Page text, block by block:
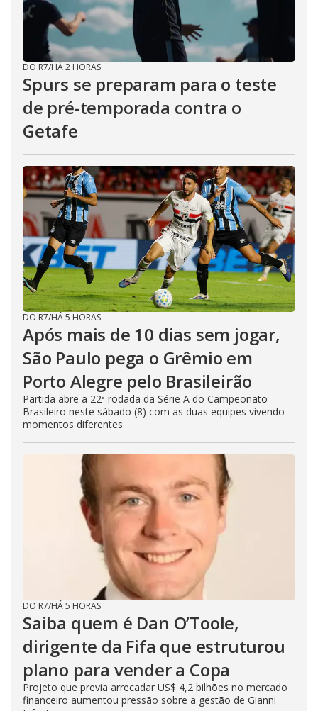
DO R7/HÁ 2 HORAS
Spurs se preparam para o teste
de pré-temporada contra o
Getafe
DO R7/HÁ 5 HORAS
Após mais de 10 dias sem jogar,
São Paulo pega o Grêmio em
Porto Alegre pelo Brasileirão
Partida abre a 22ª rodada da Série A do Campeonato
Brasileiro neste sábado (8) com as duas equipes vivendo
momentos diferentes
DO R7/HÁ 5 HORAS
Saiba quem é Dan O’Toole,
dirigente da Fifa que estruturou
plano para vender a Copa
Projeto que previa arrecadar US$ 4,2 bilhões no mercado
financeiro aumentou pressão sobre a gestão de Gianni